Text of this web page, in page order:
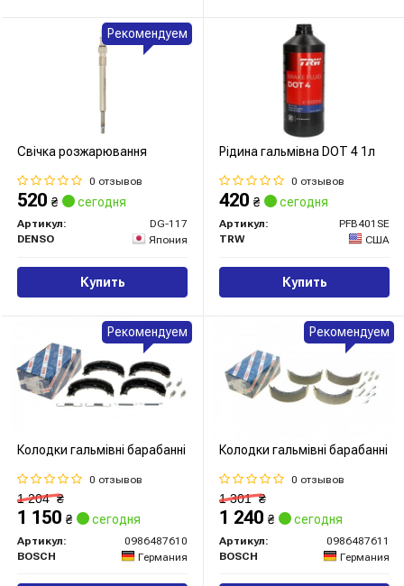
Свічка розжарювання
0 отзывов
520 ₴ сегодня
Артикул:
DG-117
DENSO
Япония
Купить
Рекомендуем
Рідина гальмівна DOT 4 1л
0 отзывов
420 ₴ сегодня
Артикул:
PFB401SE
TRW
США
Купить
Колодки гальмівні барабанні
0 отзывов
1 204₴
1 150 ₴ сегодня
Артикул:
0986487610
BOSCH
Германия
Рекомендуем
Колодки гальмівні барабанні
0 отзывов
1 301₴
1 240 ₴ сегодня
Артикул:
0986487611
BOSCH
Германия
Рекомендуем